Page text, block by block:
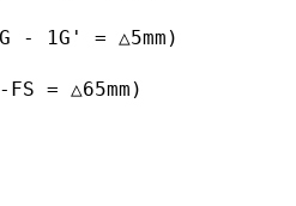
- 1G' = △5mm)
= △65mm)